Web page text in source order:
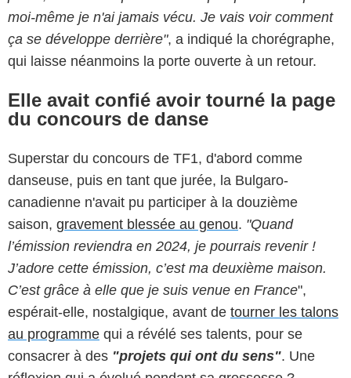
moi-même je n'ai jamais vécu. Je vais voir comment
ça se développe derrière", a indiqué la chorégraphe,
qui laisse néanmoins la porte ouverte à un retour.
Elle avait confié avoir tourné la page
du concours de danse
Superstar du concours de TF1, d'abord comme
danseuse, puis en tant que jurée, la Bulgaro-
canadienne n'avait pu participer à la douzième
saison, gravement blessée au genou. "Quand
l’émission reviendra en 2024, je pourrais revenir !
J’adore cette émission, c’est ma deuxième maison.
C’est grâce à elle que je suis venue en France",
espérait-elle, nostalgique, avant de tourner les talons
au programme qui a révélé ses talents, pour se
consacrer à des "projets qui ont du sens". Une